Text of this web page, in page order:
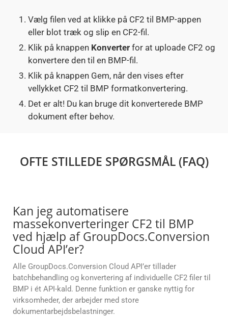
Vælg filen ved at klikke på CF2 til BMP-appen
eller blot træk og slip en CF2-fil.
Klik på knappen Konverter for at uploade CF2 og
konvertere den til en BMP-fil.
Klik på knappen Gem, når den vises efter
vellykket CF2 til BMP formatkonvertering.
Det er alt! Du kan bruge dit konverterede BMP
dokument efter behov.
OFTE STILLEDE SPØRGSMÅL (FAQ)
Kan jeg automatisere
massekonverteringer CF2 til BMP
ved hjælp af GroupDocs.Conversion
Cloud API’er?
Alle GroupDocs.Conversion Cloud API’er tillader
batchbehandling og konvertering af individuelle CF2 filer til
BMP i ét API-kald. Denne funktion er ganske nyttig for
virksomheder, der arbejder med store
dokumentarbejdsbelastninger.